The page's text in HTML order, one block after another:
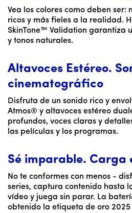
Vea los colores como deben ser:
ricos y más fieles a la realidad.
SkinTone™ Validation garantiza
y tonos naturales.
Altavoces Estéreo.
cinematográfico
Disfruta de un sonido rico y
Atmos® y altavoces estéreo
profundos, voces claras y
las películas y los programas.
Sé imparable. Carga
No te conformes con menos -
series, captura contenido hasta
vídeo y juega sin parar. La
obtenido la etiqueta de oro 2025